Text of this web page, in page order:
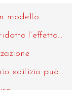
modello...
l’effetto...
edilizio può...